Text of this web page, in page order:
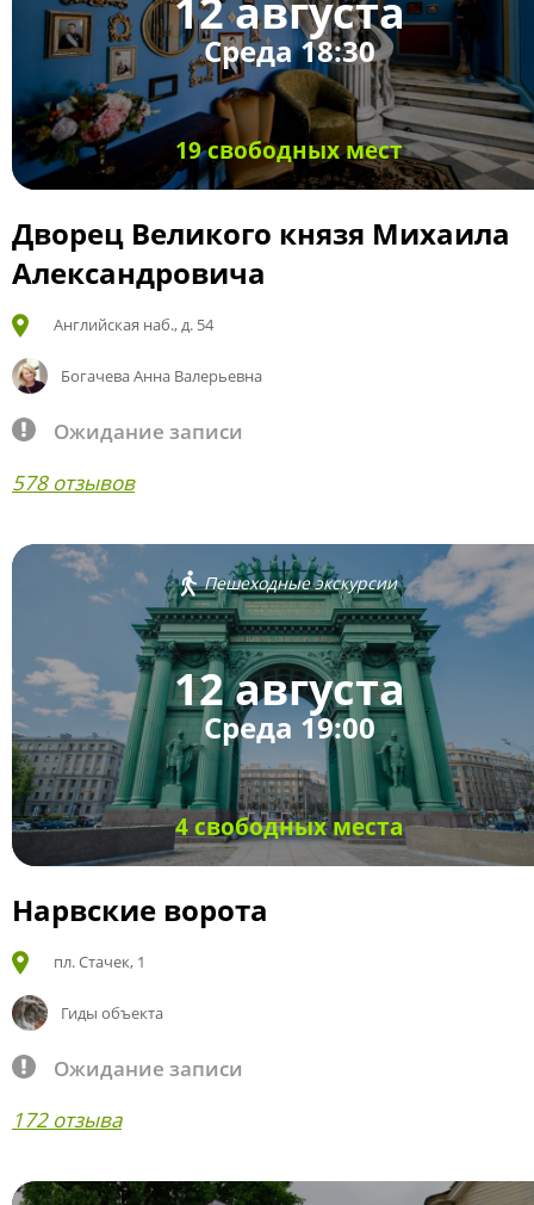
12 августа
Среда 18:30
19 свободных мест
Дворец Великого князя Михаила
Александровича
Английская наб., д. 54
Богачева Анна Валерьевна
Ожидание записи
578 отзывов
Пешеходные экскурсии
12 августа
Среда 19:00
4 свободных места
Нарвские ворота
пл. Стачек, 1
Гиды объекта
Ожидание записи
172 отзыва